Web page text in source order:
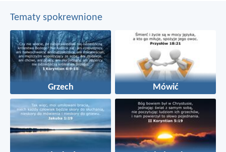
Tematy spokrewnione
Grzech Mówić